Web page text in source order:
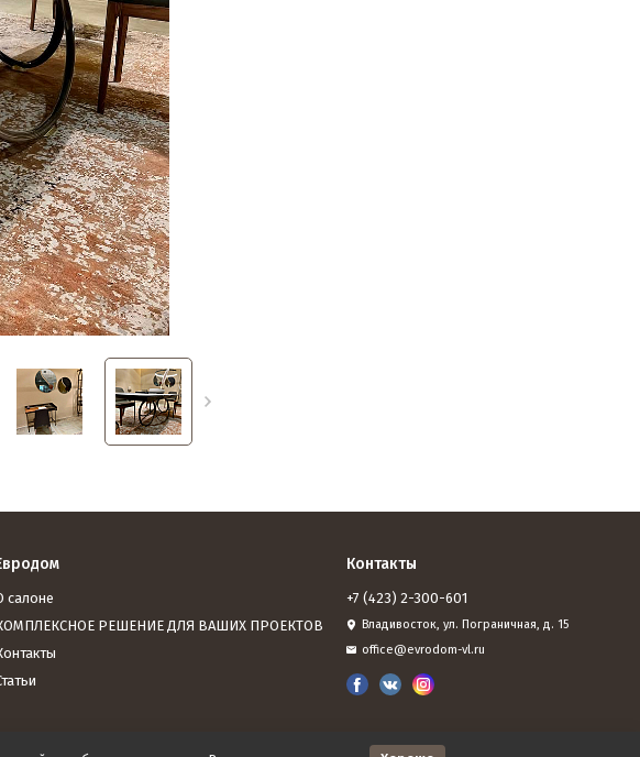
салоне
РЕШЕНИЕ ДЛЯ ВАШИХ ПРОЕКТОВ
Контакты
+7 (423) 2-300-601
Владивосток, ул. Пограничная, д. 15
office@evrodom-vl.ru